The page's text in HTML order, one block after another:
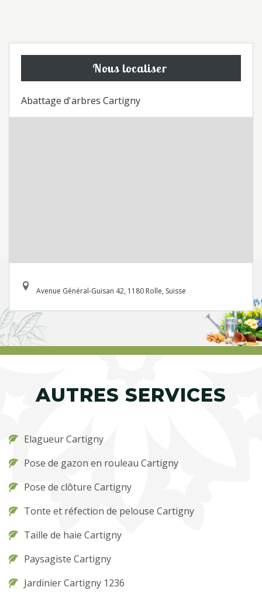
Nous localiser
Abattage d'arbres Cartigny
Avenue Général-Guisan 42, 1180 Rolle, Suisse
AUTRES SERVICES
Elagueur Cartigny
Pose de gazon en rouleau Cartigny
Pose de clôture Cartigny
Tonte et réfection de pelouse Cartigny
Taille de haie Cartigny
Paysagiste Cartigny
Jardinier Cartigny 1236